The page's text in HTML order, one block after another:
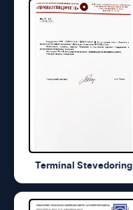
Terminal Stevedoring